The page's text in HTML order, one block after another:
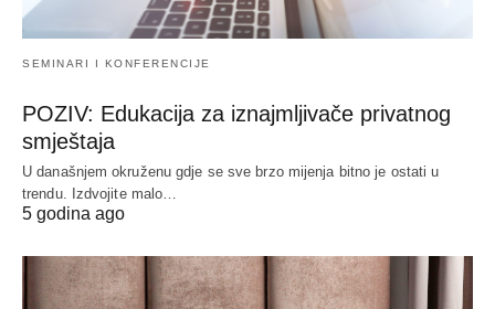
SEMINARI I KONFERENCIJE
POZIV: Edukacija za iznajmljivače privatnog
smještaja
U današnjem okruženu gdje se sve brzo mijenja bitno je ostati u
trendu. Izdvojite malo…
5 godina ago